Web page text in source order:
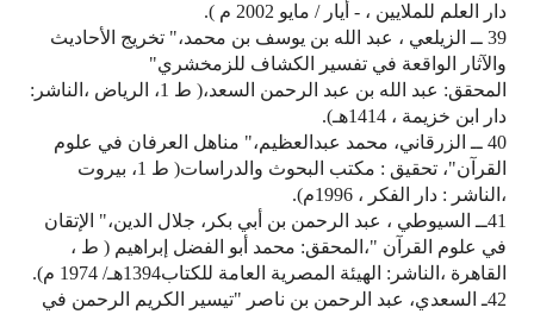
دار العلم للملايين ، - أيار / مايو 2002 م ).
39 ــ الزيلعي ، عبد الله بن يوسف بن محمد،" تخريج الأحاديث
والآثار الواقعة في تفسير الكشاف للزمخشري"
المحقق: عبد الله بن عبد الرحمن السعد،( ط 1، الرياض ،الناشر:
دار ابن خزيمة ، 1414هـ).
40 ــ الزرقاني، محمد عبدالعظيم،" مناهل العرفان في علوم
القرآن"، تحقيق : مكتب البحوث والدراسات( ط 1، بيروت
،الناشر : دار الفكر ، 1996م).
41ــ السيوطي ، عبد الرحمن بن أبي بكر، جلال الدين،" الإتقان
في علوم القرآن "،المحقق: محمد أبو الفضل إبراهيم ( ط ،
القاهرة ،الناشر: الهيئة المصرية العامة للكتاب1394هـ/ 1974 م).
42ـ السعدي، عبد الرحمن بن ناصر "تيسير الكريم الرحمن في